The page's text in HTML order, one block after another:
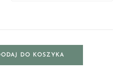
DO KOSZYKA